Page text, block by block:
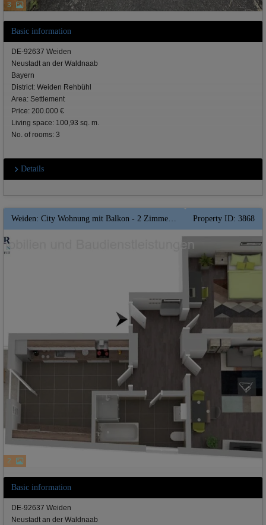
3
Basic information
DE-92637 Weiden
Neustadt an der Waldnaab
Bayern
District: Weiden Rehbühl
Area: Settlement
Price: 200.000 €
Living space: 100,93 sq. m.
No. of rooms: 3
Details
Weiden: City Wohnung mit Balkon - 2 Zimmer in verkehrsgünstiger Wohnlage -- Zu Fuss in die Altstadt ** Top Rendite ** Property ID: 3868
2
Basic information
DE-92637 Weiden
Neustadt an der Waldnaab